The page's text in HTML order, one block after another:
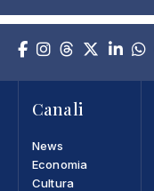
Canali
News
Economia
Cultura